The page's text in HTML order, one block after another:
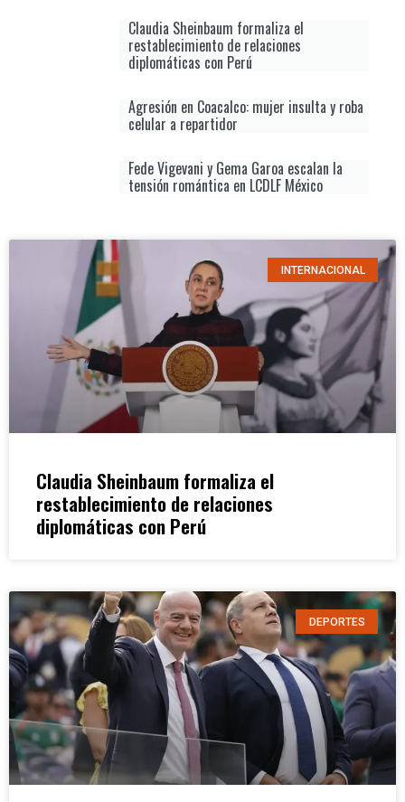
Claudia Sheinbaum formaliza el
restablecimiento de relaciones
diplomáticas con Perú
Agresión en Coacalco: mujer insulta y roba
celular a repartidor
Fede Vigevani y Gema Garoa escalan la
tensión romántica en LCDLF México
INTERNACIONAL
Claudia Sheinbaum formaliza el
restablecimiento de relaciones
diplomáticas con Perú
DEPORTES